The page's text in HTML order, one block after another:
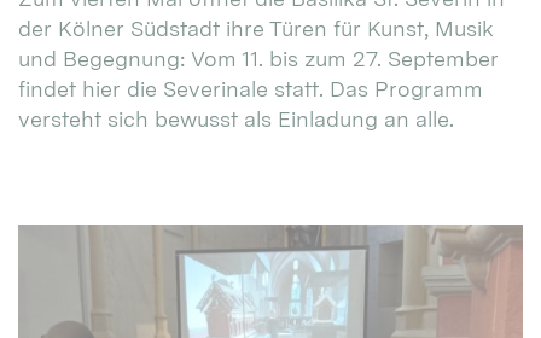
der Kölner Südstadt ihre Türen für Kunst, Musik
und Begegnung: Vom 11. bis zum 27. September
findet hier die Severinale statt. Das Programm
versteht sich bewusst als Einladung an alle.